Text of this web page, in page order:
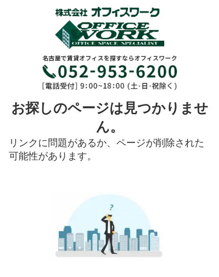
お探しのページは見つかりませ
ん。
リンクに問題があるか、ページが削除された
可能性があります。